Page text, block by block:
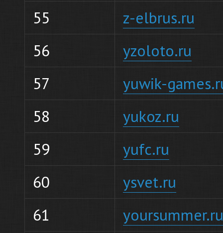
55
z-elbrus.ru
56
yzoloto.ru
57
yuwik-
58
yukoz.ru
59
yufc.ru
60
ysvet.ru
61
yoursummer.ru